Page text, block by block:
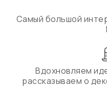
Самый большой
Вдохновляем
рассказываем о